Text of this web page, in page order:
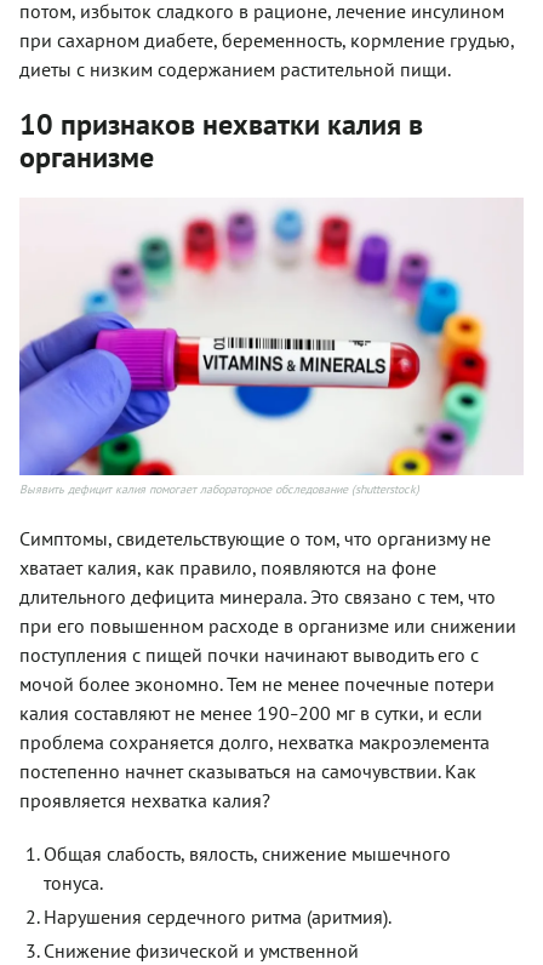
потом, избыток сладкого в рационе, лечение инсулином
при сахарном диабете, беременность, кормление грудью,
диеты с низким содержанием растительной пищи.
10 признаков нехватки калия в
организме
Выявить дефицит калия помогает лабораторное обследование (shutterstock)
Симптомы, свидетельствующие о том, что организму не
хватает калия, как правило, появляются на фоне
длительного дефицита минерала. Это связано с тем, что
при его повышенном расходе в организме или снижении
поступления с пищей почки начинают выводить его с
мочой более экономно. Тем не менее почечные потери
калия составляют не менее 190–200 мг в сутки, и если
проблема сохраняется долго, нехватка макроэлемента
постепенно начнет сказываться на самочувствии. Как
проявляется нехватка калия?
Общая слабость, вялость, снижение мышечного
тонуса.
Нарушения сердечного ритма (аритмия).
Снижение физической и умственной